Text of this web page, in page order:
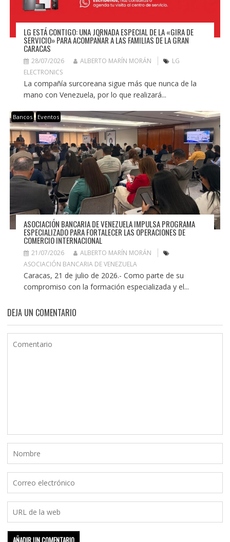
LG ESTÁ CONTIGO: UNA JORNADA ESPECIAL DE LA «GIRA DE
SERVICIO» PARA ACOMPAÑAR A LAS FAMILIAS DE LA GRAN
CARACAS
28/07/2026 ALBERTO MARÍN MORÁN
LG
ELECTRONICS
La compañía surcoreana sigue más que nunca de la
mano con Venezuela, por lo que realizará...
Bancos Eventos
ASOCIACIÓN BANCARIA DE VENEZUELA IMPULSA PROGRAMA
ESPECIALIZADO PARA FORTALECER LAS OPERACIONES DE
COMERCIO INTERNACIONAL
21/07/2026
ALBERTO MARÍN MORÁN
ASOCIACIÓN BANCARIA DE VENEZUELA
Caracas, 21 de julio de 2026.- Como parte de su
compromiso con la formación especializada y el...
DEJA UN COMENTARIO